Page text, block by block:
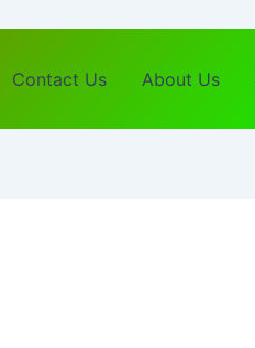
Contact Us About Us